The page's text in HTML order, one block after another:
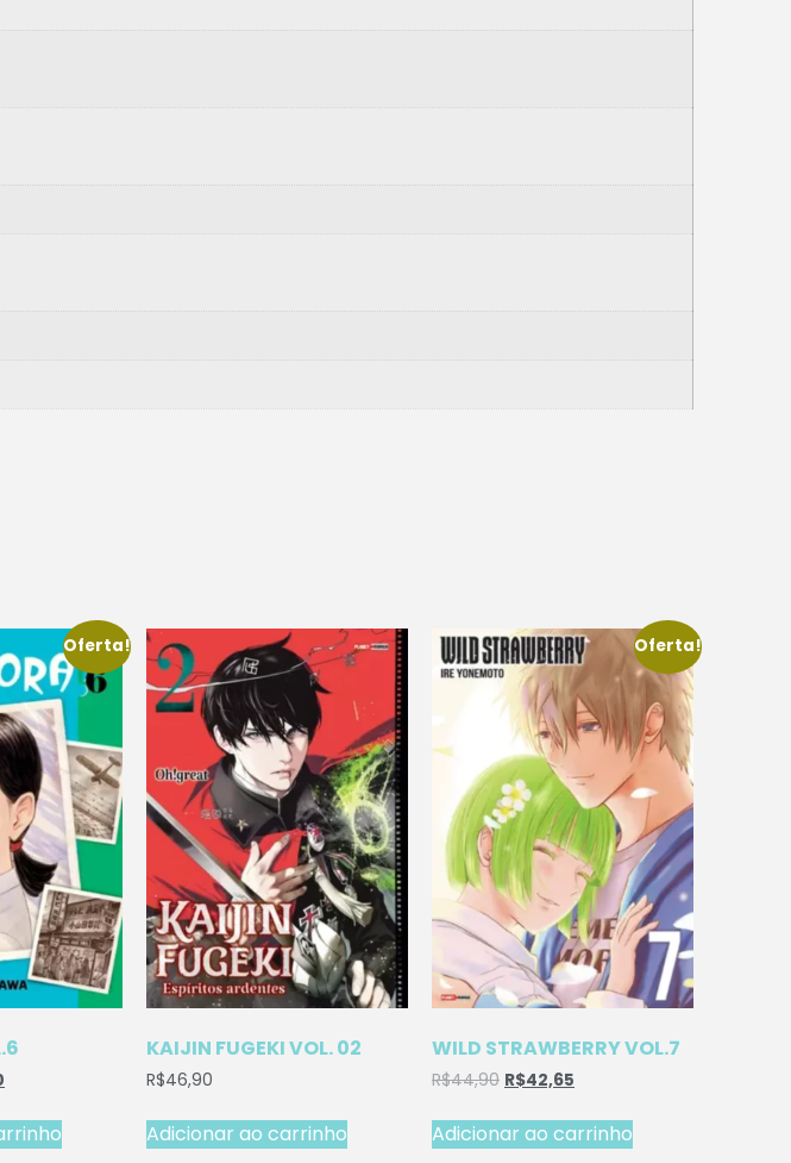
Oferta!
KAIJIN FUGEKI VOL. 02
R$46,90
Adicionar ao carrinho
Oferta!
WILD STRAWBERRY VOL.7
R$44,90 R$42,65
Adicionar ao carrinho